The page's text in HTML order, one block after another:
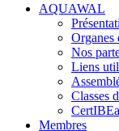
AQUAWAL
Organes
Nos
Liens
Classes
Membres